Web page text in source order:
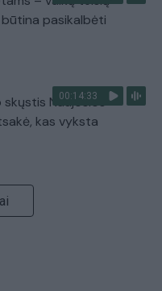
pasikalbėti
00:14:33
Naujosios
kas vyksta